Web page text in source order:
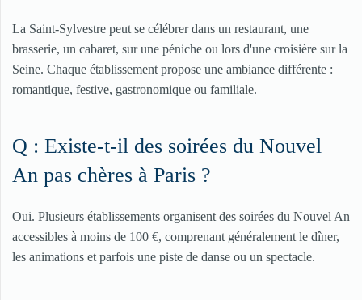
La Saint-Sylvestre peut se célébrer dans un restaurant, une
brasserie, un cabaret, sur une péniche ou lors d'une croisière sur la
Seine. Chaque établissement propose une ambiance différente :
romantique, festive, gastronomique ou familiale.
Q : Existe-t-il des soirées du Nouvel
An pas chères à Paris ?
Oui. Plusieurs établissements organisent des soirées du Nouvel An
accessibles à moins de 100 €, comprenant généralement le dîner,
les animations et parfois une piste de danse ou un spectacle.